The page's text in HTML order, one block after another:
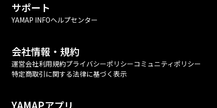
サポート
YAMAP INFOヘルプセンター
会社情報・規約
運営会社利用規約プライバシーポリシーコミュニティポリシー
特定商取引に関する法律に基づく表示